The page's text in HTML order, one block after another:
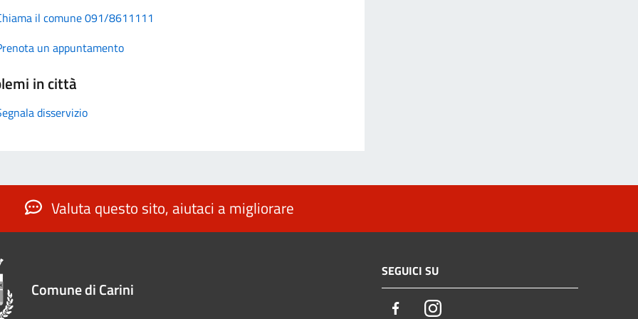
il comune 091/8611111
un appuntamento
in città
disservizio
Valuta questo sito, aiutaci a migliorare
Comune di Carini
SEGUICI SU
FacebookInstagram